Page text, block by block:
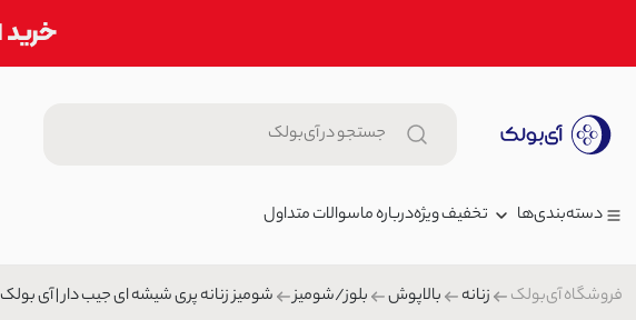
دسته‌بندی‌ها
زنانه
تخفیف ویژهدرباره ماسوالات متداول
فروشگاه آی‌بولک زنانه بالاپوش بلوز/شومیز شومیز زنانه پری شیشه ای جیب دار | آی بولک